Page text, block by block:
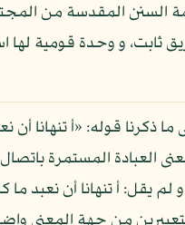
السنن المقدسة من
ثابت، و وحدة قومية لها
ذكرنا قوله: «أ تنهانا أن
العبادة المستمرة باتصال
و لم يقل: أ تنهانا أن نعبد ما